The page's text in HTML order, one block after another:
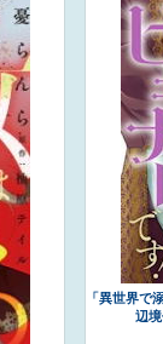
「異世界で
辺